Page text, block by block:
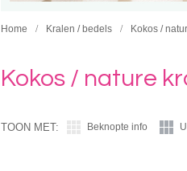
Home Kralen / bedels Kokos /
Kokos / nature
TOON MET: Beknopte info